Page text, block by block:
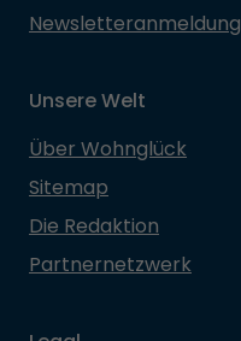
Newsletteranmeldung
Unsere Welt
Über Wohnglück
Sitemap
Die Redaktion
Partnernetzwerk